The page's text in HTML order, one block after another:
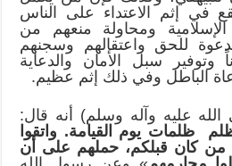
في إثم الاعتداء على الناس
ومحاولة منعهم من
للحق واعتقالهم وسجنهم
وتوفير سبل الأمان والدعاية
الباطل وفي ذلك إثم عظيم.
عليه وآله وسلم) أنه قال:
ظلمات يوم القيامة. واتقوا
من كان قبلكم، حملهم على أن